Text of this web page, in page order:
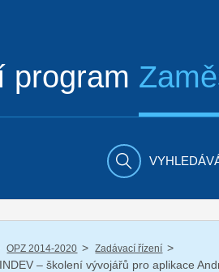
program
OPZ 2014-2020 / Zadávací řízení /
– školení vývojářů pro aplikace